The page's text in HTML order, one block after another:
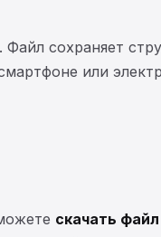
сохраняет
или
скачать